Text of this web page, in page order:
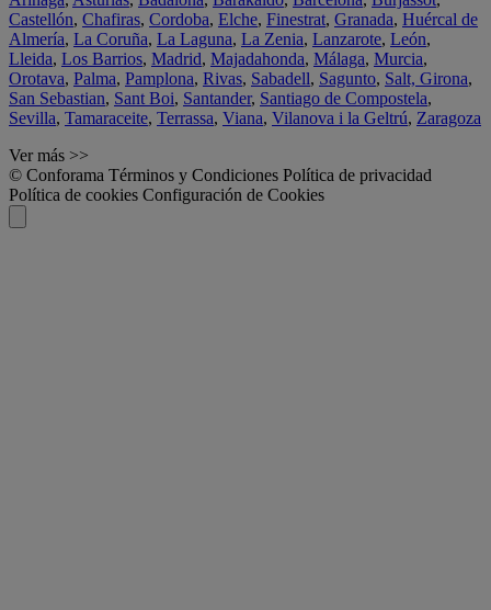
Castellón, Chafiras, Cordoba, Elche, Finestrat, Granada, Huércal de
Almería, La Coruña, La Laguna, La Zenia, Lanzarote, León,
Lleida, Los Barrios, Madrid, Majadahonda, Málaga, Murcia,
Orotava, Palma, Pamplona, Rivas, Sabadell, Sagunto, Salt, Girona,
San Sebastian, Sant Boi, Santander, Santiago de Compostela,
Sevilla, Tamaraceite, Terrassa, Viana, Vilanova i la Geltrú, Zaragoza
Ver más >>
© Conforama Términos y Condiciones Política de privacidad
Política de cookies Configuración de Cookies